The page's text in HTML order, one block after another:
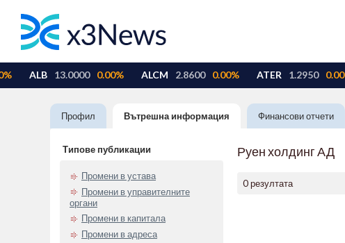
Профил Вътрешна информация Финансови отчети
Типове публикации
Промени в устава
Промени в управителните
органи
Промени в капитала
Промени в адреса
Руен холдинг АД
0 резултата